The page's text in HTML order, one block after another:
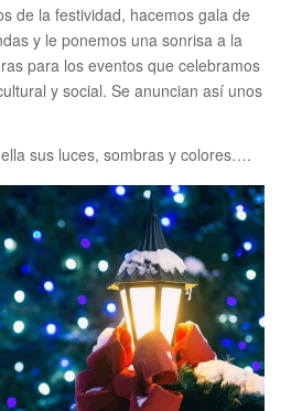
de la festividad, hacemos gala de
y le ponemos una sonrisa a la
para los eventos que celebramos
y social. Se anuncian así unos
sus luces, sombras y colores….